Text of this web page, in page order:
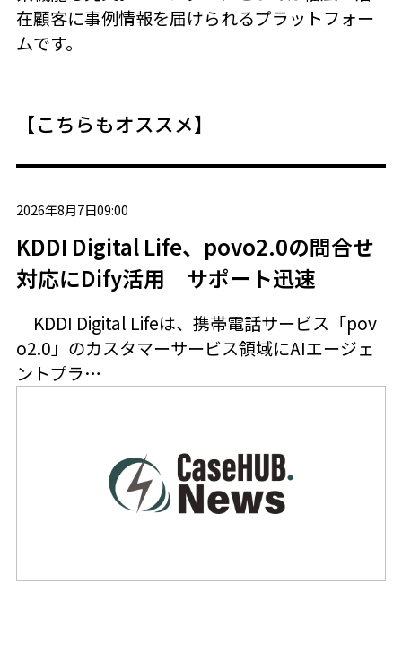
在顧客に事例情報を届けられるプラットフォー
ムです。
【こちらもオススメ】
2026年8月7日09:00
KDDI Digital Life、povo2.0の問合せ
対応にDify活用 サポート迅速
KDDI Digital Lifeは、携帯電話サービス「pov
o2.0」のカスタマーサービス領域にAIエージェ
ントプラ…